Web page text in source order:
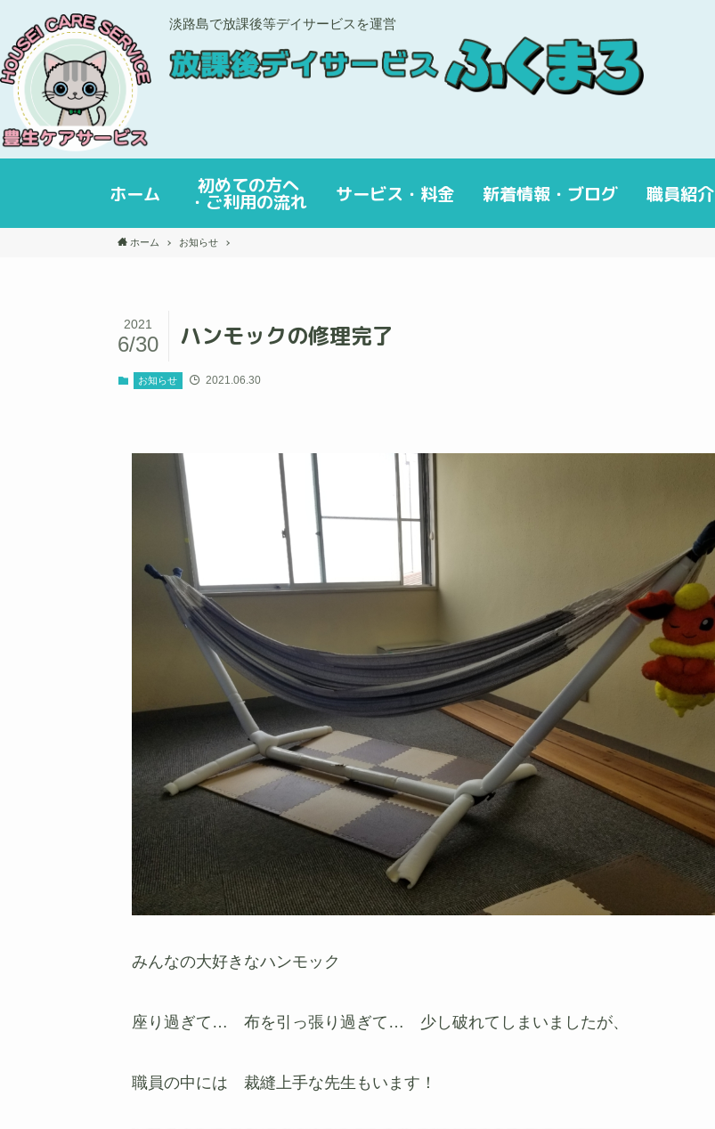
淡路島で放課後等デイサービスを運営
ホーム 初めての方へ
・ご利用の流れ サービス・料金 新着情報・ブログ 職員紹介
ホーム お知らせ
ハンモックの修理完了
2021
6/30
お知らせ 2021.06.30
みんなの大好きなハンモック
座り過ぎて… 布を引っ張り過ぎて… 少し破れてしまいましたが、
職員の中には 裁縫上手な先生もいます！